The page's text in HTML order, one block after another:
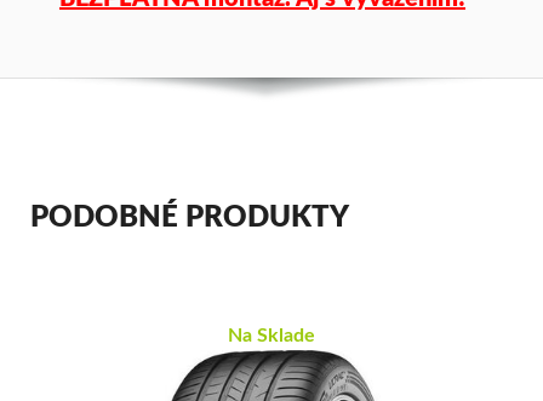
PODOBNÉ PRODUKTY
Na Sklade